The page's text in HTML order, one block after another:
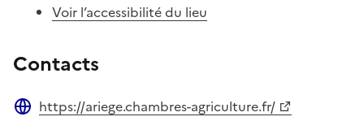
Voir l’accessibilité du lieu
Contacts
https://ariege.chambres-agriculture.fr/